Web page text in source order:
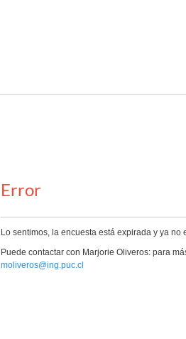
Error
Lo sentimos, la encuesta está expirada y ya no
Puede contactar con Marjorie Oliveros: para
moliveros@ing.puc.cl